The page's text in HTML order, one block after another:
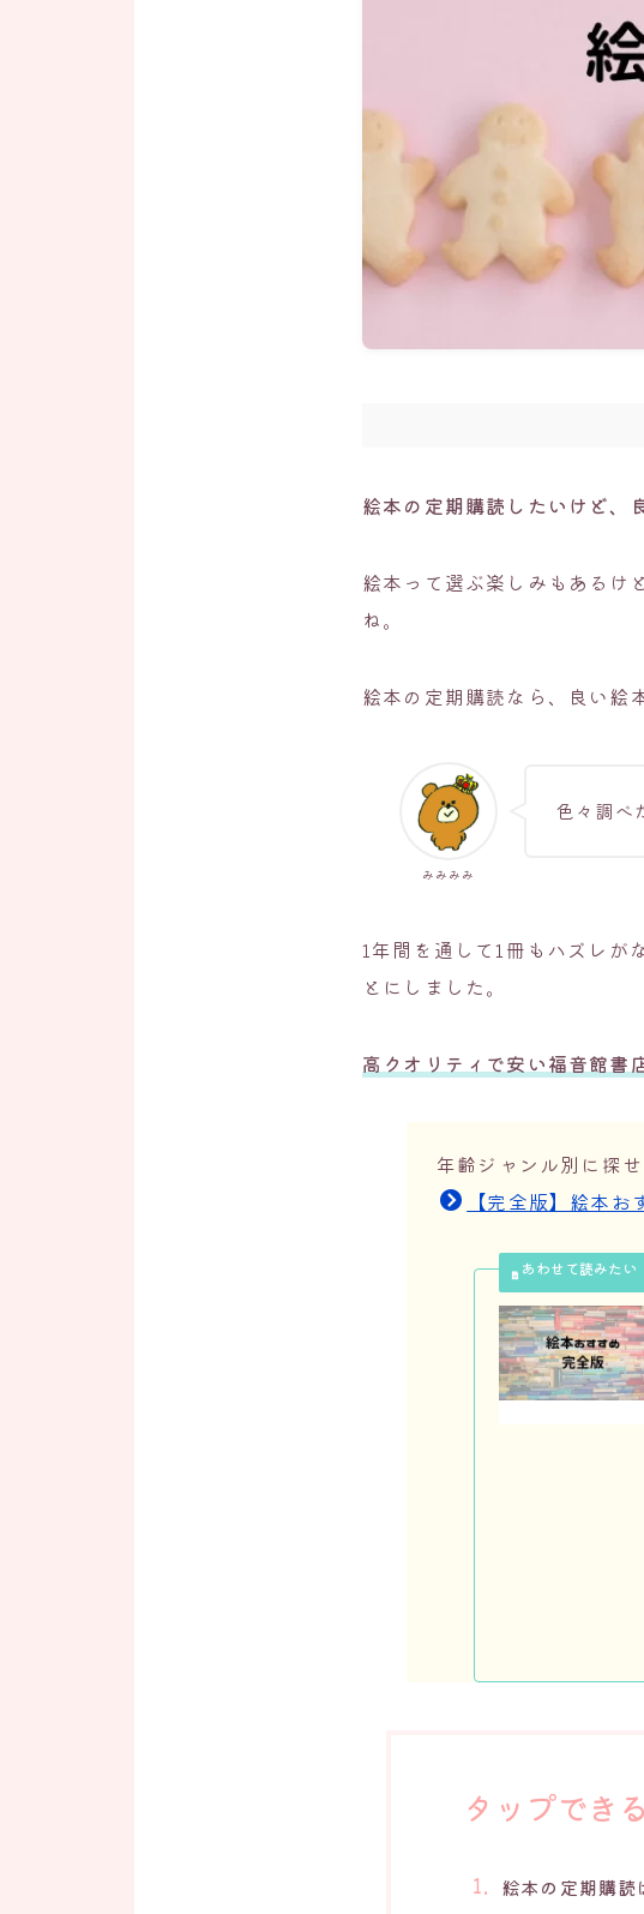
絵本の定期購読したいけど、
絵本って選ぶ楽しみもあるけ
ね。
絵本の定期購読なら、良い絵
みみみみ
色々調べ
1年間を通して1冊もハズレが
とにしました。
高クオリティで安い福音館書
年齢ジャンル別に探
【完全版】絵本
タップでき
絵本の定期購読